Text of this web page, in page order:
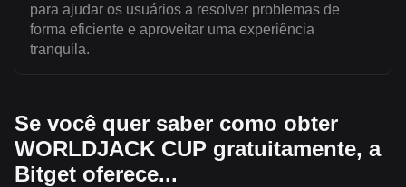
para ajudar os usuários a resolver problemas de
forma eficiente e aproveitar uma experiência
tranquila.
Se você quer saber como obter
WORLDJACK CUP gratuitamente, a
Bitget oferece...